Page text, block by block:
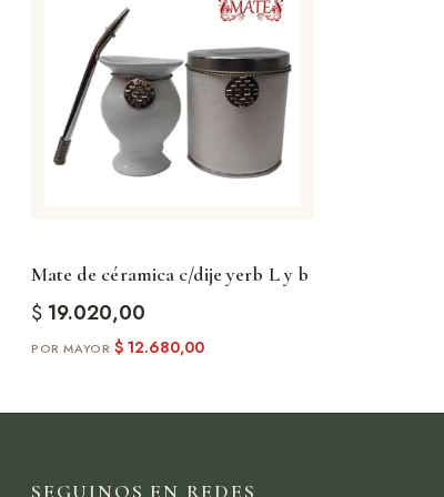
Mate de céramica c/dije yerb L y b
$ 19.020,00
$ 12.680,00
SEGUINOS EN REDES